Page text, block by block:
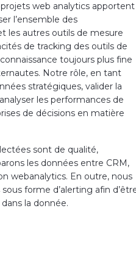
web analytics apportent
l’ensemble des
les autres outils de mesure
de tracking des outils de
toujours plus fine
Notre rôle, en tant
stratégiques, valider la
les performances de
de décisions en matière
sont de qualité,
les données entre CRM,
webanalytics. En outre, nous
forme d’alerting afin
la donnée.